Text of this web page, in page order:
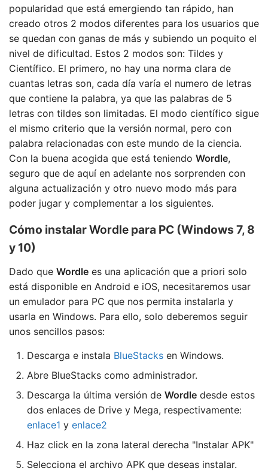
popularidad que está emergiendo tan rápido, han
creado otros 2 modos diferentes para los usuarios que
se quedan con ganas de más y subiendo un poquito el
nivel de dificultad. Estos 2 modos son: Tildes y
Científico. El primero, no hay una norma clara de
cuantas letras son, cada día varía el numero de letras
que contiene la palabra, ya que las palabras de 5
letras con tildes son limitadas. El modo científico sigue
el mismo criterio que la versión normal, pero con
palabra relacionadas con este mundo de la ciencia.
Con la buena acogida que está teniendo Wordle,
seguro que de aquí en adelante nos sorprenden con
alguna actualización y otro nuevo modo más para
poder jugar y complementar a los siguientes.
Cómo instalarWordle para PC (Windows 7, 8
y 10)
Dado que Wordle es una aplicación que a priori solo
está disponible en Android e iOS, necesitaremos usar
un emulador para PC que nos permita instalarla y
usarla en Windows. Para ello, solo deberemos seguir
unos sencillos pasos:
Descarga e instala BlueStacks en Windows.
Abre BlueStacks como administrador.
Descarga la última versión de Wordle desde estos
dos enlaces de Drive y Mega, respectivamente:
enlace1 y enlace2
Haz click en la zona lateral derecha "Instalar APK"
Selecciona el archivo APK que deseas instalar.